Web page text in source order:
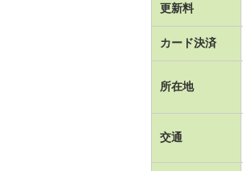
更新料
カード決済
所在地
交通